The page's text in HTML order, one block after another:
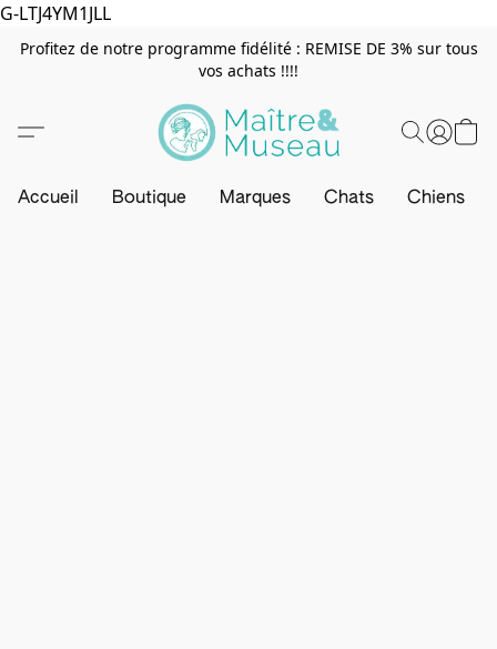
G-LTJ4YM1JLL
Profitez de notre programme fidélité : REMISE DE 3% sur tous
vos achats !!!!
Accueil Boutique Marques Chats Chiens